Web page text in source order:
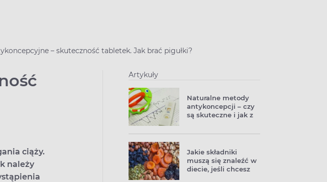
– skuteczność tabletek. Jak brać pigułki?
ciąży.
należy
Artykuły
Naturalne metody
antykoncepcji – czy
są skuteczne i jak z
Jakie składniki
muszą się znaleźć w
diecie, jeśli chcesz